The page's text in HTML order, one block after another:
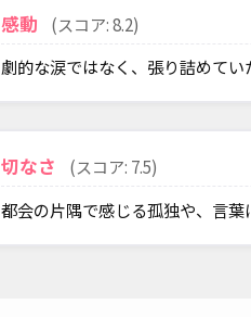
感動
(スコア: 8.2)
劇的な涙ではなく、張り詰めて
切なさ
(スコア: 7.5)
都会の片隅で感じる孤独や、言